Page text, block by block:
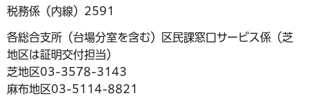
税務係（内線）2591
各総合支所（台場分室を含む）区民課窓口サービス係（芝
地区は証明交付担当）
芝地区03-3578-3143
麻布地区03-5114-8821